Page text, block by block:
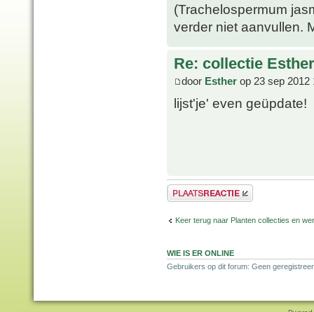
(Trachelospermum
verder niet aanvullen.
Re: collectie Esther
door Esther op 23 sep 2012
lijst'je' even geüpdate!
Plaats een reactie
Keer terug naar Planten collecties en
WIE IS ER ONLINE
Gebruikers op dit forum: Geen